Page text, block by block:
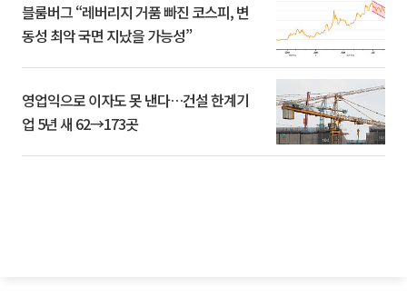
블룸버그 “레버리지 거품 빠진 코스피, 변
동성 최악 국면 지났을 가능성”
영업익으로 이자도 못 낸다…건설 한계기
업 5년 새 62→173곳